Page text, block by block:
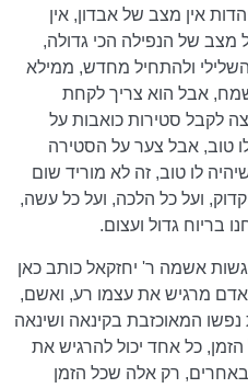
אין מצב של אבדון, אין
מצב של הנפילה הכי גדולה,
ולהתחיל מחדש, ממילא
שמח, אבל הוא צריך לקחת
לקבל סטירות כואבות על
טוב, אבל צער על הסטירה
לו טוב, זה לא מוריד שום
ועל כל הלכה, ועל כל עשה,
בריוח גדול ועצום.
אשמה ר' יחזקאל כותב כאן
מרגיש את עצמו רע, ואשם,
נפשו המאוכזבת בקינאה ושינאה
כל אחד יכול להרגיש את
רק אלה שכל הזמן